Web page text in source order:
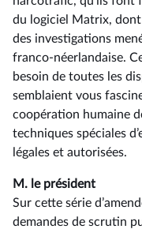
du logiciel Matrix, dont
des investigations
franco-néerlandaise.
besoin de toutes les
semblaient vous
coopération humaine
techniques spéciales
légales et autorisées.
M. le président
Sur cette série
demandes de scrutin